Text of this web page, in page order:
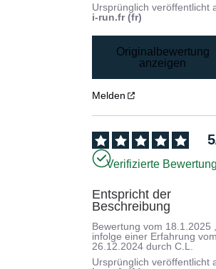
Ursprünglich veröffentlicht
i-run.fr (fr)
Originalbewertung
anzeigen
Melden
5
Verifizierte
Entspricht der
Beschreibung
Bewertung vom 18.1.2025
infolge einer Erfahrung
26.12.2024 durchC.L.
Ursprünglich veröffentlicht